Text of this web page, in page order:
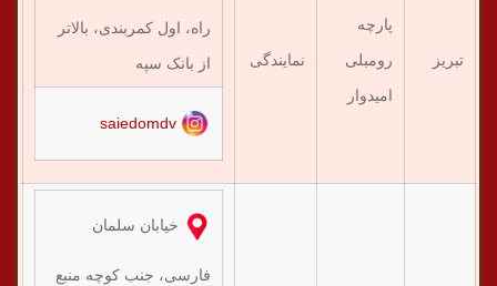
تبریز
پارچه
رومبلی
امیدوار
نمایندگی
راه، اول کمربندی، بالاتر
از بانک سپه
خیابان سلمان
فارسی، جنب کوچه منبع